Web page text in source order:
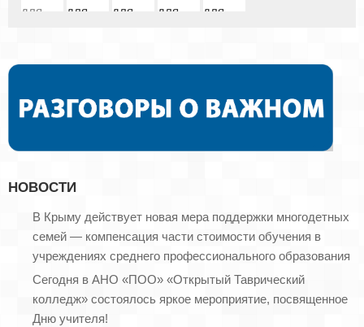
НОВОСТИ
В Крыму действует новая мера поддержки многодетных
семей — компенсация части стоимости обучения в
учреждениях среднего профессионального образования
Сегодня в АНО «ПОО» «Открытый Таврический
колледж» состоялось яркое мероприятие, посвященное
Дню учителя!